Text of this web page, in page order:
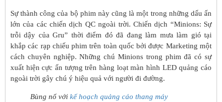
Sự thành công của bộ phim này cũng là một trong những dấu ấn
lớn của các chiến dịch QC ngoài trời. Chiến dịch “Minions: Sự
trỗi dậy của Gru” thời điểm đó đã đang làm mưa làm gió tại
khắp các rạp chiếu phim trên toàn quốc bởi được Marketing một
cách chuyên nghiệp. Những chú Minions trong phim đã có sự
xuất hiện cực ấn tượng trên hàng loạt màn hình LED quảng cáo
ngoài trời gây chú ý hiệu quả với người đi đường.
Bùng nổ với kế hoạch quảng cáo thang máy